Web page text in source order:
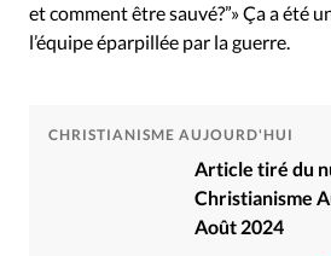
et comment être sauvé?”» Ça a été
l’équipe éparpillée par la guerre.
CHRISTIANISME AUJOURD'HUI
Article tiré du
Christianisme
Août 2024